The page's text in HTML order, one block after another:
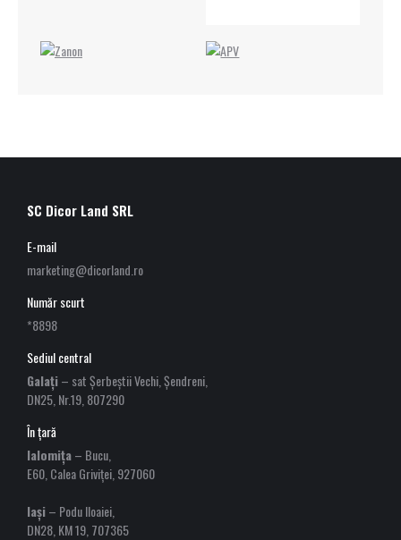
SC Dicor Land SRL
E-mail
marketing@dicorland.ro
Număr scurt
*8898
Sediul central
Galați– sat Șerbeștii Vechi, Șendreni,
DN25, Nr.19, 807290
În țară
Ialomița– Bucu,
E60, Calea Griviței, 927060
Iași– Podu Iloaiei,
DN28, KM 19, 707365